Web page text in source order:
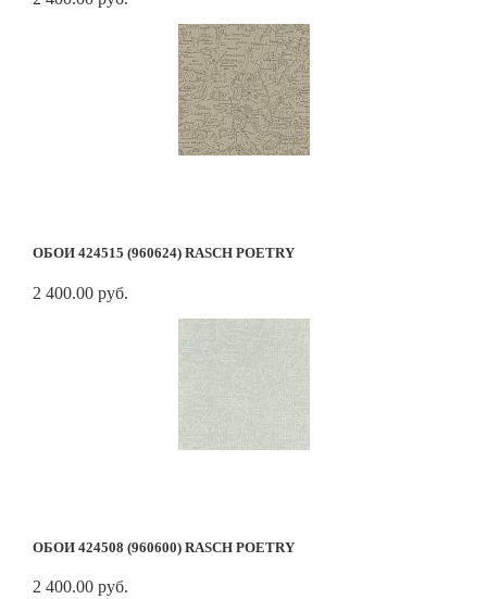
ОБОИ 424515 (960624) RASCH POETRY
2 400.00 руб.
ОБОИ 424508 (960600) RASCH POETRY
2 400.00 руб.